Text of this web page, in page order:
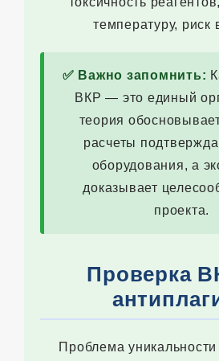
температуру, риск
✅ Важно запомнить:
ВКР — это единый
теория
расчеты
оборудования, а
доказывает
проекта.
Проверка
Проблема уникальности